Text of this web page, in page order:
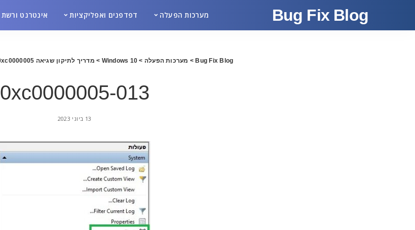
Bug Fix Blog מערכות הפעלה דפדפנים ואפליקציות אינטרנט ורשת
Bug Fix Blog
> מערכות הפעלה >
Windows 10
> מדריך לתיקון שגיאה 0xc0000005 בווינדוס
0xc0000005-013
13 ביוני 2023